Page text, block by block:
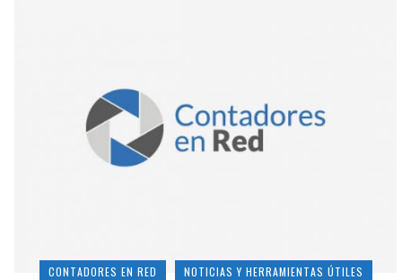
CONTADORES EN RED NOTICIAS Y HERRAMIENTAS ÚTILES